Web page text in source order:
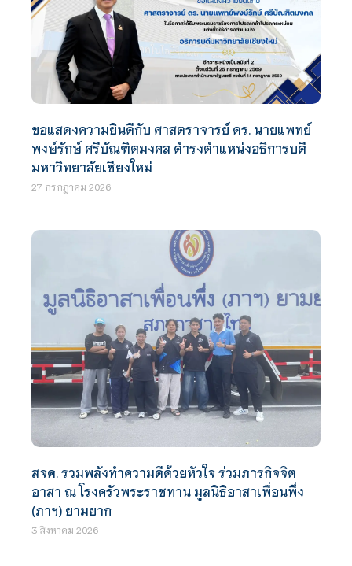
ขอแสดงความยินดีกับ ศาสตราจารย์ ดร. นายแพทย์
พงษ์รักษ์ ศรีบัณฑิตมงคล ดำรงตำแหน่งอธิการบดี
มหาวิทยาลัยเชียงใหม่
27 กรกฎาคม 2026
สจด. รวมพลังทำความดีด้วยหัวใจ ร่วมภารกิจจิต
อาสา ณ โรงครัวพระราชทาน มูลนิธิอาสาเพื่อนพึ่ง
(ภาฯ) ยามยาก
3 สิงหาคม 2026